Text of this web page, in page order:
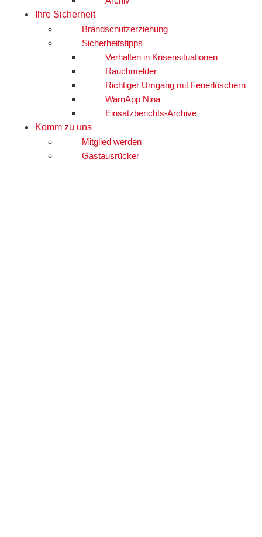
Ihre Sicherheit
Brandschutzerziehung
Sicherheitstipps
Verhalten in Krisensituationen
Rauchmelder
Richtiger Umgang mit Feuerlöschern
WarnApp Nina
Einsatzberichts-Archive
Komm zu uns
Mitglied werden
Gastausrücker